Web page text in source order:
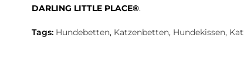
DARLING LITTLE PLACE®.
Tags: Hundebetten, Katzenbetten, Hundekissen,